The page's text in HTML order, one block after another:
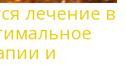
лечение в
и